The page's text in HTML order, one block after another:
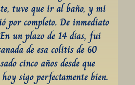
tuve que ir al baño, y mi
por completo. De inmediato
un plazo de 14 días, fui
de esa colitis de 60
cinco años desde que
sigo perfectamente bien.